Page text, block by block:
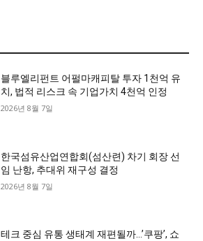
블루엘리펀트 어펄마캐피탈 투자 1천억 유
치, 법적 리스크 속 기업가치 4천억 인정
2026년 8월 7일
한국섬유산업연합회(섬산련) 차기 회장 선
임 난항, 추대위 재구성 결정
2026년 8월 7일
테크 중심 유통 생태계 재편될까…’쿠팡’, 쇼